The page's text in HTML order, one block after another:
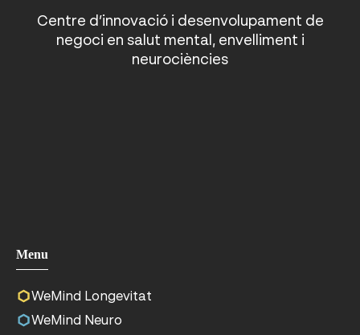
Centre d’innovació i desenvolupament de
negoci en salut mental, envelliment i
neurociències
Menu
WeMind Longevitat
WeMind Neuro